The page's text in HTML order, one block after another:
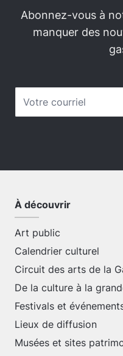
Abonnez-vous à
manquer des
À découvrir
Art public
Calendrier culturel
Circuit des arts de la
De la culture à la
Festivals et
Lieux de diffusion
Musées et sites